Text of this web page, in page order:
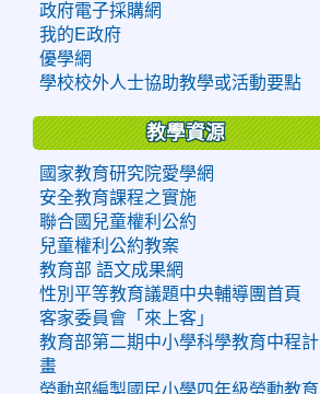
政府電子採購網
我的E政府
優學網
學校校外人士協助教學或活動要點
教學資源
國家教育研究院愛學網
安全教育課程之實施
聯合國兒童權利公約
兒童權利公約教案
教育部 語文成果網
性別平等教育議題中央輔導團首頁
客家委員會「來上客」
教育部第二期中小學科學教育中程計
畫
勞動部編製國民小學四年級勞動教育